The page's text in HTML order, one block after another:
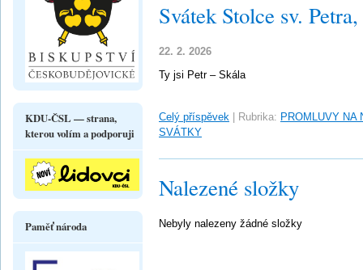
Svátek Stolce sv.
22. 2. 2026
Ty jsi Petr – Skála
Celý příspěvek Rubrika: PROMLUVY NA
SVÁTKY
Nalezené složky
Nebyly nalezeny žádné složky
KDU-ČSL — strana,
kterou volím a podporuji
Paměť národa